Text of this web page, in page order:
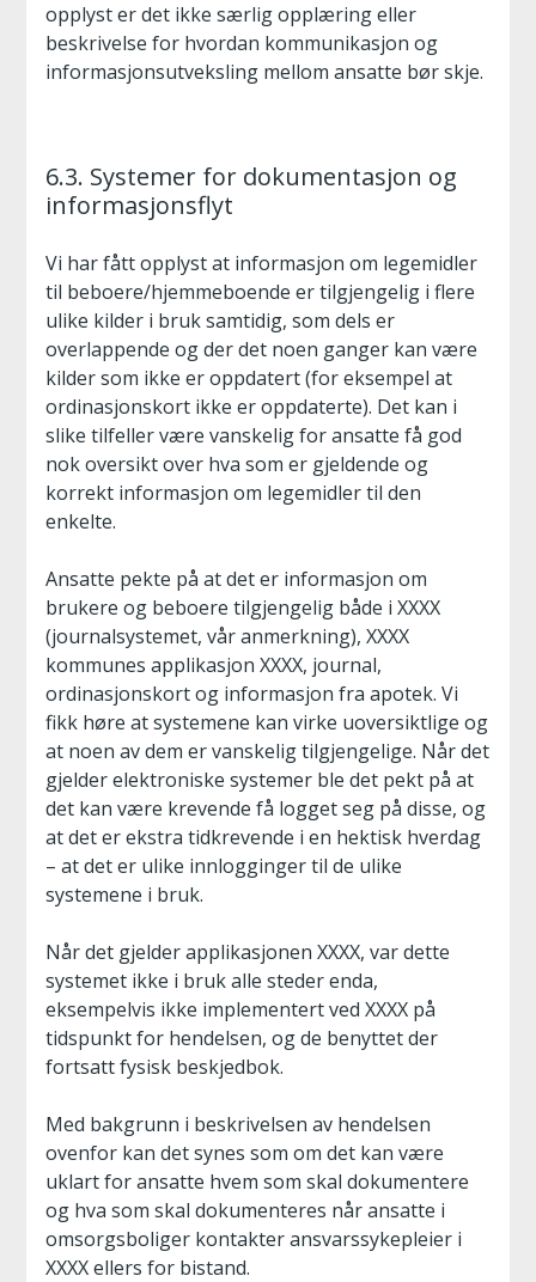
opplyst er det ikke særlig opplæring eller
beskrivelse for hvordan kommunikasjon og
informasjonsutveksling mellom ansatte bør skje.
6.3. Systemer for dokumentasjon og
informasjonsflyt
Vi har fått opplyst at informasjon om legemidler
til beboere/hjemmeboende er tilgjengelig i flere
ulike kilder i bruk samtidig, som dels er
overlappende og der det noen ganger kan være
kilder som ikke er oppdatert (for eksempel at
ordinasjonskort ikke er oppdaterte). Det kan i
slike tilfeller være vanskelig for ansatte få god
nok oversikt over hva som er gjeldende og
korrekt informasjon om legemidler til den
enkelte.
Ansatte pekte på at det er informasjon om
brukere og beboere tilgjengelig både i XXXX
(journalsystemet, vår anmerkning), XXXX
kommunes applikasjon XXXX, journal,
ordinasjonskort og informasjon fra apotek. Vi
fikk høre at systemene kan virke uoversiktlige og
at noen av dem er vanskelig tilgjengelige. Når det
gjelder elektroniske systemer ble det pekt på at
det kan være krevende få logget seg på disse, og
at det er ekstra tidkrevende i en hektisk hverdag
– at det er ulike innlogginger til de ulike
systemene i bruk.
Når det gjelder applikasjonen XXXX, var dette
systemet ikke i bruk alle steder enda,
eksempelvis ikke implementert ved XXXX på
tidspunkt for hendelsen, og de benyttet der
fortsatt fysisk beskjedbok.
Med bakgrunn i beskrivelsen av hendelsen
ovenfor kan det synes som om det kan være
uklart for ansatte hvem som skal dokumentere
og hva som skal dokumenteres når ansatte i
omsorgsboliger kontakter ansvarssykepleier i
XXXX ellers for bistand.